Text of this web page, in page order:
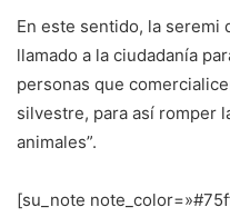
En este sentido, la seremi
llamado a la ciudadanía
personas que
silvestre, para así romper
animales”.
[su_note